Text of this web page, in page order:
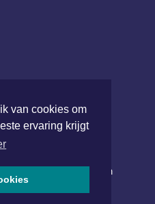
van cookies om
ervaring krijgt
en krijg wekelijks een
uit jouw regio.